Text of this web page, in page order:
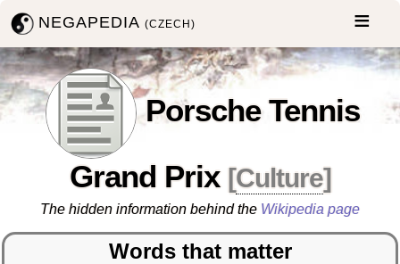
NEGAPEDIA(CZECH)
Porsche Tennis
Grand Prix [Culture]
The hidden information behind the Wikipedia page
Words that matter